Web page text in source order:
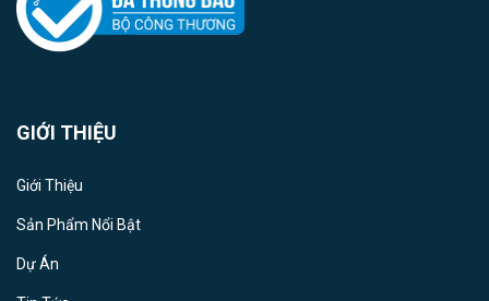
GIỚI THIỆU
Giới Thiệu
Sản Phẩm Nổi Bật
Dự Án